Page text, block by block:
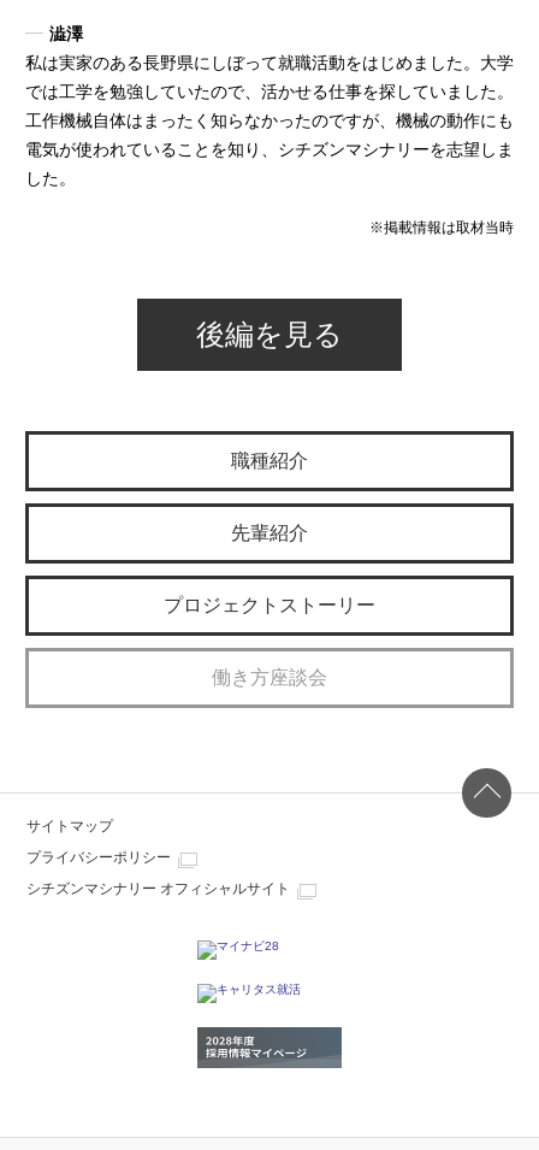
澁澤
私は実家のある長野県にしぼって就職活動をはじめました。大学
では工学を勉強していたので、活かせる仕事を探していました。
工作機械自体はまったく知らなかったのですが、機械の動作にも
電気が使われていることを知り、シチズンマシナリーを志望しま
した。
※掲載情報は取材当時
後編を見る
職種紹介
先輩紹介
プロジェクトストーリー
働き方座談会
サイトマップ
プライバシーポリシー
シチズンマシナリー オフィシャルサイト